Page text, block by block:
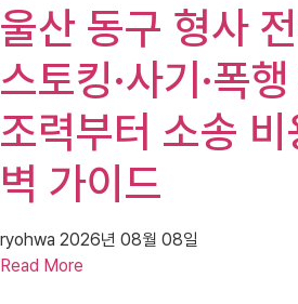
울산 동구 형사
스토킹·사기·폭
조력부터 소송
벽 가이드
ryohwa 2026년 08월 08일
Read More